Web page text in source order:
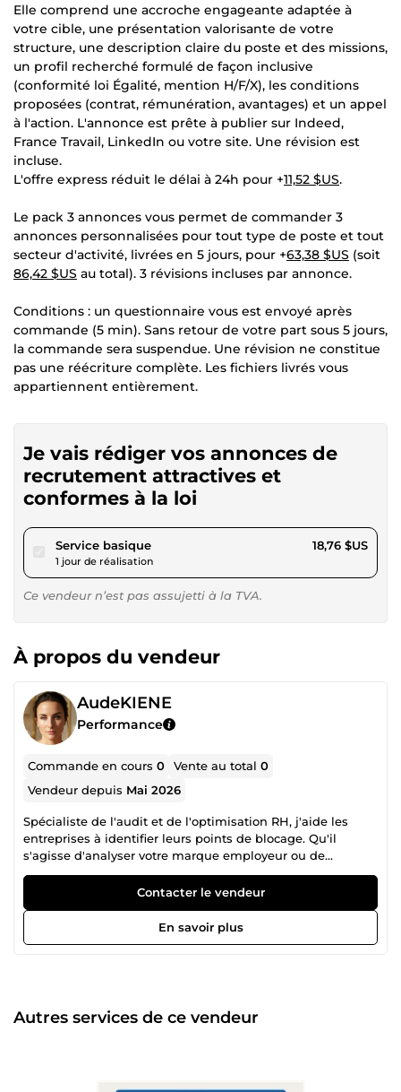
Elle comprend une accroche engageante adaptée à
votre cible, une présentation valorisante de votre
structure, une description claire du poste et des missions,
un profil recherché formulé de façon inclusive
(conformité loi Égalité, mention H/F/X), les conditions
proposées (contrat, rémunération, avantages) et un appel
à l'action. L'annonce est prête à publier sur Indeed,
France Travail, LinkedIn ou votre site. Une révision est
incluse.
L'offre express réduit le délai à 24h pour +11,52 $US.
Le pack 3 annonces vous permet de commander 3
annonces personnalisées pour tout type de poste et tout
secteur d'activité, livrées en 5 jours, pour +63,38 $US (soit
86,42 $US au total). 3 révisions incluses par annonce.
Conditions : un questionnaire vous est envoyé après
commande (5 min). Sans retour de votre part sous 5 jours,
la commande sera suspendue. Une révision ne constitue
pas une réécriture complète. Les fichiers livrés vous
appartiennent entièrement.
Je vais rédiger vos annonces de
recrutement attractives et
conformes à la loi
Service basiquepour 17,28 $US
1 jour de réalisation
18,76 $US
Ce vendeur n’est pas assujetti à la TVA.
À propos du vendeur
AudeKIENE
Performance
Commande en cours0 Vente au total0
Vendeur depuis Mai 2026
Spécialiste de l'audit et de l'optimisation RH, j'aide les
entreprises à identifier leurs points de blocage. Qu'il
s'agisse d'analyser votre marque employeur ou de
structurer vos processus internes, je transforme mes
diagnostics en outils concrets et digitaux. Mon approche
combine la rigueur d'un MBA et la réalité du terrain.
Contacter le vendeur
En savoir plus
Autres services de ce vendeur